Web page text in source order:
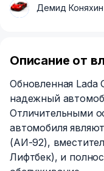
Д Демид Коняхин
Описание от
Обновленная Lada
надежный
Отличительными
автомобиля
(АИ-92),
Лифтбек), и